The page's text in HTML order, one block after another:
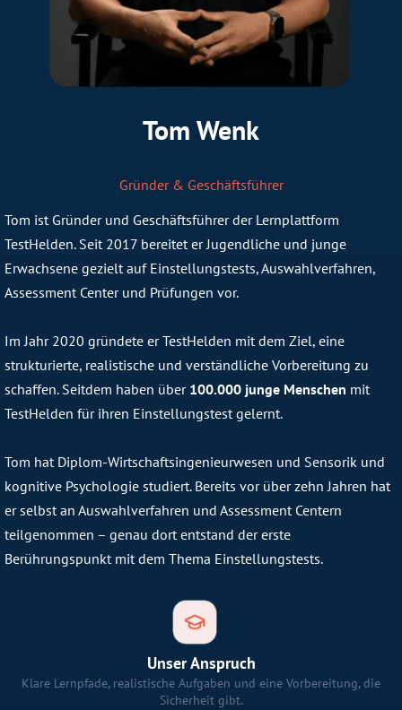
Tom Wenk
Gründer & Geschäftsführer
Tom ist Gründer und Geschäftsführer der Lernplattform
TestHelden. Seit 2017 bereitet er Jugendliche und junge
Erwachsene gezielt auf Einstellungstests, Auswahlverfahren,
Assessment Center und Prüfungen vor.
Im Jahr 2020 gründete er TestHelden mit dem Ziel, eine
strukturierte, realistische und verständliche Vorbereitung zu
schaffen. Seitdem haben über 100.000 junge Menschen mit
TestHelden für ihren Einstellungstest gelernt.
Tom hat Diplom-Wirtschaftsingenieurwesen und Sensorik und
kognitive Psychologie studiert. Bereits vor über zehn Jahren hat
er selbst an Auswahlverfahren und Assessment Centern
teilgenommen – genau dort entstand der erste
Berührungspunkt mit dem Thema Einstellungstests.
Unser Anspruch
Klare Lernpfade, realistische Aufgaben und eine Vorbereitung, die
Sicherheit gibt.